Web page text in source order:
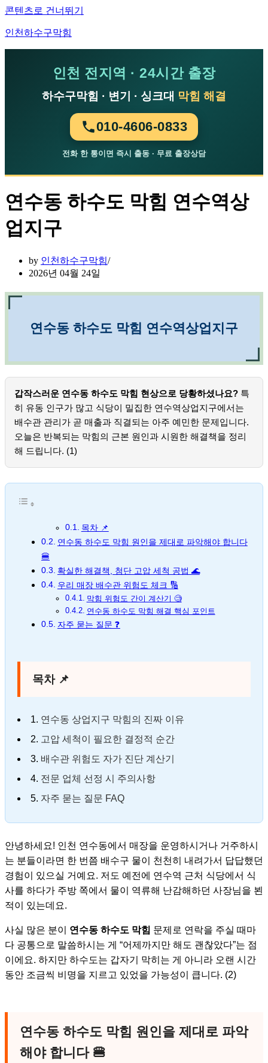
콘텐츠로 건너뛰기
인천하수구막힘
인천 전지역 · 24시간 출장
하수구막힘 · 변기 · 싱크대 막힘 해결
010-4606-0833
전화 한 통이면 즉시 출동 · 무료 출장상담
연수동 하수도 막힘 연수역상
업지구
by 인천하수구막힘
2026년 04월 24일
연수동 하수도 막힘 연수역상업지구
갑작스러운 연수동 하수도 막힘 현상으로 당황하셨나요? 특
히 유동 인구가 많고 식당이 밀집한 연수역상업지구에서는
배수관 관리가 곧 매출과 직결되는 아주 예민한 문제입니다.
오늘은 반복되는 막힘의 근본 원인과 시원한 해결책을 정리
해 드립니다. (1)
목차 📌
연수동 하수도 막힘 원인을 제대로 파악해야 합니다
🍔
확실한 해결책, 첨단 고압 세척 공법 🌊
우리 매장 배수관 위험도 체크 🔢
막힘 위험도 간이 계산기 🧐
연수동 하수도 막힘 해결 핵심 포인트
자주 묻는 질문 ❓
목차 📌
1. 연수동 상업지구 막힘의 진짜 이유
2. 고압 세척이 필요한 결정적 순간
3. 배수관 위험도 자가 진단 계산기
4. 전문 업체 선정 시 주의사항
5. 자주 묻는 질문 FAQ
안녕하세요! 인천 연수동에서 매장을 운영하시거나 거주하시
는 분들이라면 한 번쯤 배수구 물이 천천히 내려가서 답답했던
경험이 있으실 거예요. 저도 예전에 연수역 근처 식당에서 식
사를 하다가 주방 쪽에서 물이 역류해 난감해하던 사장님을 뵌
적이 있는데요.
사실 많은 분이 연수동 하수도 막힘 문제로 연락을 주실 때마
다 공통으로 말씀하시는 게 “어제까지만 해도 괜찮았다”는 점
이에요. 하지만 하수도는 갑자기 막히는 게 아니라 오랜 시간
동안 조금씩 비명을 지르고 있었을 가능성이 큽니다. (2)
연수동 하수도 막힘 원인을 제대로 파악
해야 합니다🍔